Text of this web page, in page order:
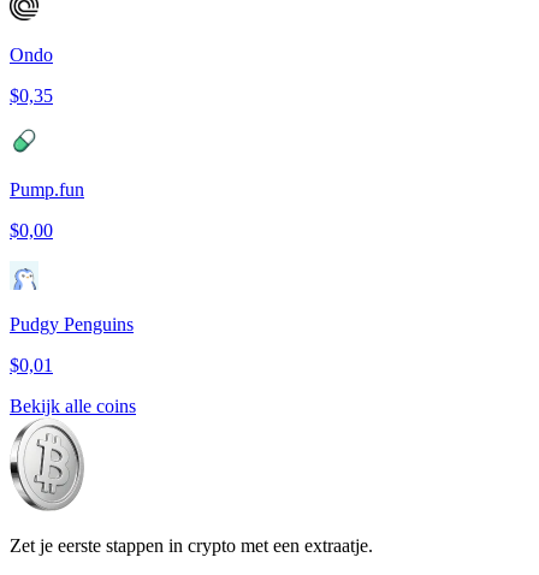
Ondo
$0,35
Pump.fun
$0,00
Pudgy Penguins
$0,01
Bekijk alle coins
Zet je eerste stappen in crypto met een extraatje.